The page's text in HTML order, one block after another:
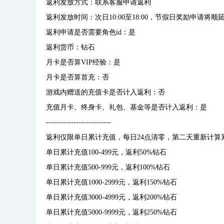
返利发放方式：联系客服申请返利
返利发放时间：次日10:00至18:00，节假日奖励申请将顺
返利申请是否需要角色id：是
返利货币：钻石
月卡是否算VIP经验：是
月卡是否算首充：否
游戏内赠送的充值卡是否计入返利：否
充值月卡、终身卡、礼包、基金等是否计入返利：是
--------------------------
返利仅限单日累计充值，每日24点清零，第二天重新计算
单日累计充值100-499元，返利50%钻石
单日累计充值500-999元，返利100%钻石
单日累计充值1000-2999元，返利150%钻石
单日累计充值3000-4999元，返利200%钻石
单日累计充值5000-9999元，返利250%钻石